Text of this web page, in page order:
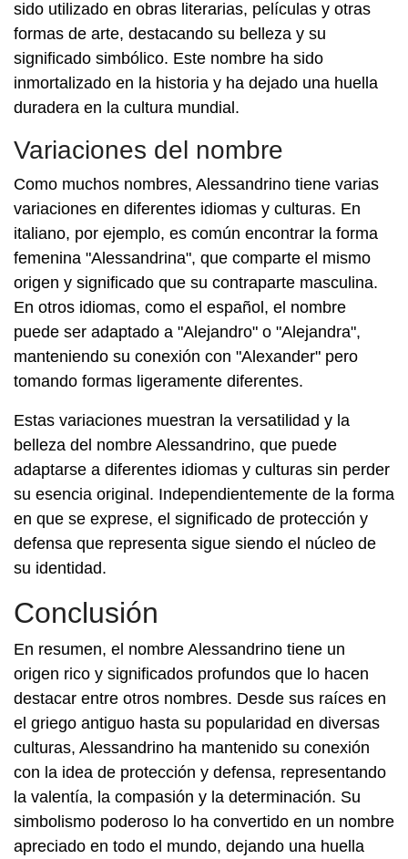
sido utilizado en obras literarias, películas y otras
formas de arte, destacando su belleza y su
significado simbólico. Este nombre ha sido
inmortalizado en la historia y ha dejado una huella
duradera en la cultura mundial.
Variaciones del nombre
Como muchos nombres, Alessandrino tiene varias
variaciones en diferentes idiomas y culturas. En
italiano, por ejemplo, es común encontrar la forma
femenina "Alessandrina", que comparte el mismo
origen y significado que su contraparte masculina.
En otros idiomas, como el español, el nombre
puede ser adaptado a "Alejandro" o "Alejandra",
manteniendo su conexión con "Alexander" pero
tomando formas ligeramente diferentes.
Estas variaciones muestran la versatilidad y la
belleza del nombre Alessandrino, que puede
adaptarse a diferentes idiomas y culturas sin perder
su esencia original. Independientemente de la forma
en que se exprese, el significado de protección y
defensa que representa sigue siendo el núcleo de
su identidad.
Conclusión
En resumen, el nombre Alessandrino tiene un
origen rico y significados profundos que lo hacen
destacar entre otros nombres. Desde sus raíces en
el griego antiguo hasta su popularidad en diversas
culturas, Alessandrino ha mantenido su conexión
con la idea de protección y defensa, representando
la valentía, la compasión y la determinación. Su
simbolismo poderoso lo ha convertido en un nombre
apreciado en todo el mundo, dejando una huella